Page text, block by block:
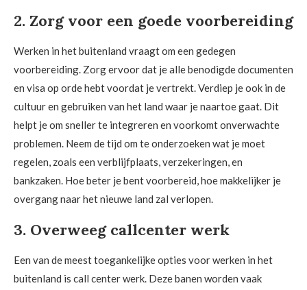
2. Zorg voor een goede voorbereiding
Werken in het buitenland vraagt om een gedegen
voorbereiding. Zorg ervoor dat je alle benodigde documenten
en visa op orde hebt voordat je vertrekt. Verdiep je ook in de
cultuur en gebruiken van het land waar je naartoe gaat. Dit
helpt je om sneller te integreren en voorkomt onverwachte
problemen. Neem de tijd om te onderzoeken wat je moet
regelen, zoals een verblijfplaats, verzekeringen, en
bankzaken. Hoe beter je bent voorbereid, hoe makkelijker je
overgang naar het nieuwe land zal verlopen.
3. Overweeg callcenter werk
Een van de meest toegankelijke opties voor werken in het
buitenland is call center werk. Deze banen worden vaak